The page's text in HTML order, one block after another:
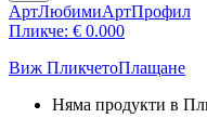
АртЛюбимиАртПрофил
Пликче: € 0.000
Виж ПликчетоПлащане
Няма продукти в